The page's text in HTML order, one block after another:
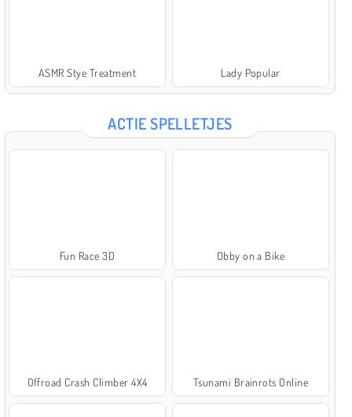
ASMR Stye Treatment Lady Popular
ACTIE SPELLETJES
Fun Race 3D Obby on a Bike
Offroad Crash Climber 4X4 Tsunami Brainrots Online